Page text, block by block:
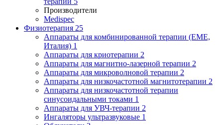
Производители
Medispec
Физиотерапия 25
Аппараты для комбинированной терапии (EME,
Италия) 1
Аппараты для криотерапии 2
Аппараты для магнитно-лазерной терапии 2
Аппараты для микроволновой терапии 2
Аппараты для низкочастотной магнитотерапии 2
Аппараты для низкочастотной терапии
синусоидальными токами 1
Аппараты для УВЧ-терапии 2
Ингаляторы ультразвуковые 1